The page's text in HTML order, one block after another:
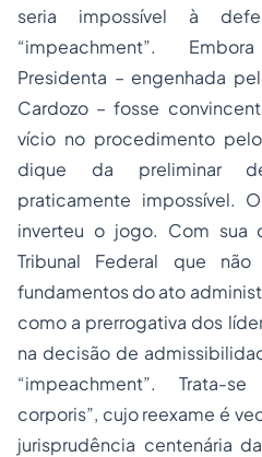
seria impossível à
“impeachment”.
Presidenta – engenhada
Cardozo – fosse
vício no procedimento
dique da preliminar
praticamente impossível.
inverteu o jogo. Com sua
Tribunal Federal que
fundamentos do ato
como a prerrogativa dos
na decisão de
“impeachment”. Trata-
corporis”, cujo reexame é
jurisprudência centenária